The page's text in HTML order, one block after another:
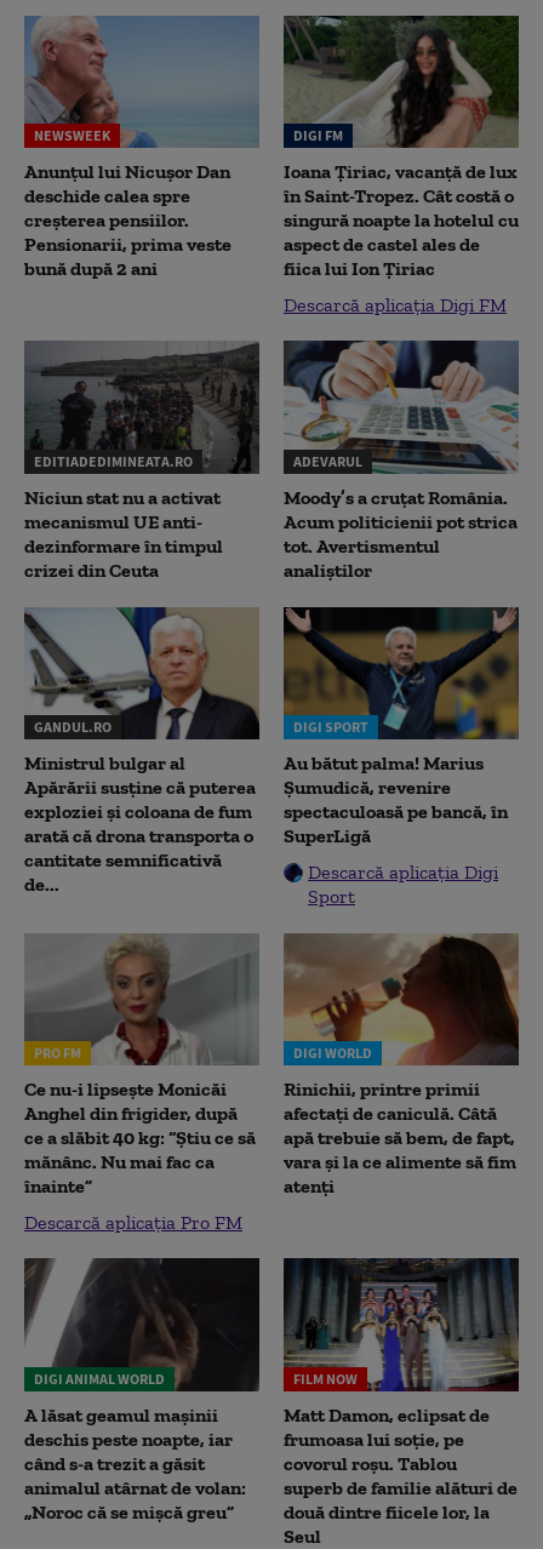
NEWSWEEK
Anunțul lui Nicușor Dan
deschide calea spre
creșterea pensiilor.
Pensionarii, prima veste
bună după 2 ani
DIGI FM
Ioana Țiriac, vacanță de lux
în Saint-Tropez. Cât costă o
singură noapte la hotelul cu
aspect de castel ales de
fiica lui Ion Țiriac
Descarcă aplicația Digi FM
EDITIADEDIMINEATA.RO
Niciun stat nu a activat
mecanismul UE anti-
dezinformare în timpul
crizei din Ceuta
ADEVARUL
Moody’s a cruțat România.
Acum politicienii pot strica
tot. Avertismentul
analiștilor
GANDUL.RO
Ministrul bulgar al
Apărării susține că puterea
exploziei și coloana de fum
arată că drona transporta o
cantitate semnificativă
de...
DIGI SPORT
Au bătut palma! Marius
Șumudică, revenire
spectaculoasă pe bancă, în
SuperLigă
Descarcă aplicația Digi
Sport
PRO FM
Ce nu-i lipsește Monicăi
Anghel din frigider, după
ce a slăbit 40 kg: “Știu ce să
mănânc. Nu mai fac ca
înainte”
Descarcă aplicația Pro FM
DIGI WORLD
Rinichii, printre primii
afectați de caniculă. Câtă
apă trebuie să bem, de fapt,
vara și la ce alimente să fim
atenți
DIGI ANIMAL WORLD
A lăsat geamul mașinii
deschis peste noapte, iar
când s-a trezit a găsit
animalul atârnat de volan:
„Noroc că se mișcă greu”
FILM NOW
Matt Damon, eclipsat de
frumoasa lui soție, pe
covorul roșu. Tablou
superb de familie alături de
două dintre fiicele lor, la
Seul